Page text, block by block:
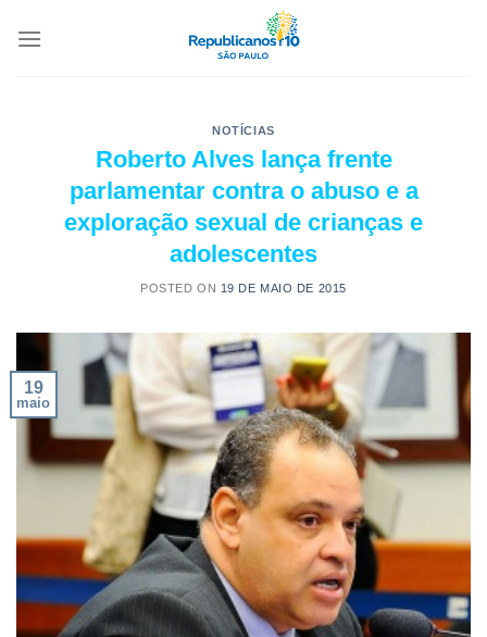
NOTÍCIAS
Roberto Alves lança frente
parlamentar contra o abuso e a
exploração sexual de crianças e
adolescentes
POSTED ON 19 DE MAIO DE 2015
19
maio